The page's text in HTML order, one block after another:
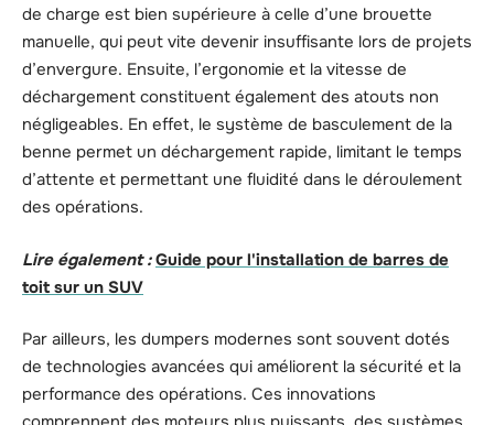
de charge est bien supérieure à celle d’une brouette
manuelle, qui peut vite devenir insuffisante lors de projets
d’envergure. Ensuite, l’ergonomie et la vitesse de
déchargement constituent également des atouts non
négligeables. En effet, le système de basculement de la
benne permet un déchargement rapide, limitant le temps
d’attente et permettant une fluidité dans le déroulement
des opérations.
Lire également : Guide pour l'installation de barres de
toit sur un SUV
Par ailleurs, les dumpers modernes sont souvent dotés
de technologies avancées qui améliorent la sécurité et la
performance des opérations. Ces innovations